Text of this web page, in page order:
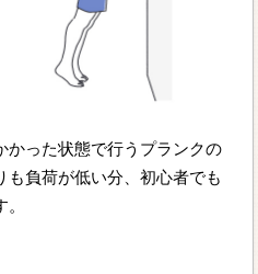
かった状態で行うプランクの
も負荷が低い分、初心者でも